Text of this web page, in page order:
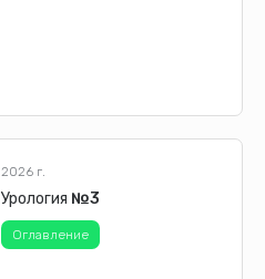
2026 г.
Урология №3
Оглавление